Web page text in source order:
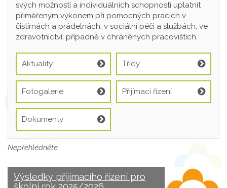
svých možností a individuálních schopností uplatnit
přiměřeným výkonem při pomocných pracích v
čistírnách a prádelnách, v sociální péči a službách, ve
zdravotnictví, případně v chráněných pracovištích.
Aktuality Třídy
Fotogalerie Přijímací řízení
Dokumenty
Nepřehlédněte
Výsledky přijímacího řízení pro